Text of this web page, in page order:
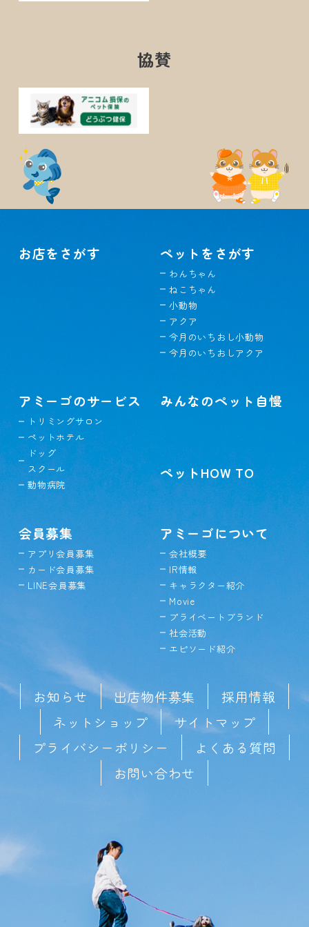
協賛
お店をさがす ペットをさがす
わんちゃん
ねこちゃん
小動物
アクア
今月のいちおし小動物
今月のいちおしアクア
アミーゴのサービス
トリミングサロン
ペットホテル
ドッグ
スクール
動物病院
みんなのペット自慢
ペットHOW TO
会員募集
アプリ会員募集
カード会員募集
LINE会員募集
アミーゴについて
会社概要
IR情報
キャラクター紹介
Movie
プライベートブランド
社会活動
エピソード紹介
お知らせ 出店物件募集
採用情報
ネットショップ
サイトマップ
プライバシーポリシー
よくある質問
お問い合わせ